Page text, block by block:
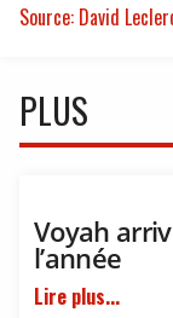
Source: David
PLUS
Voyah
l’année
Lire plus...